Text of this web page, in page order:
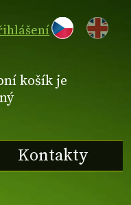
EN
košík je
Kontakty